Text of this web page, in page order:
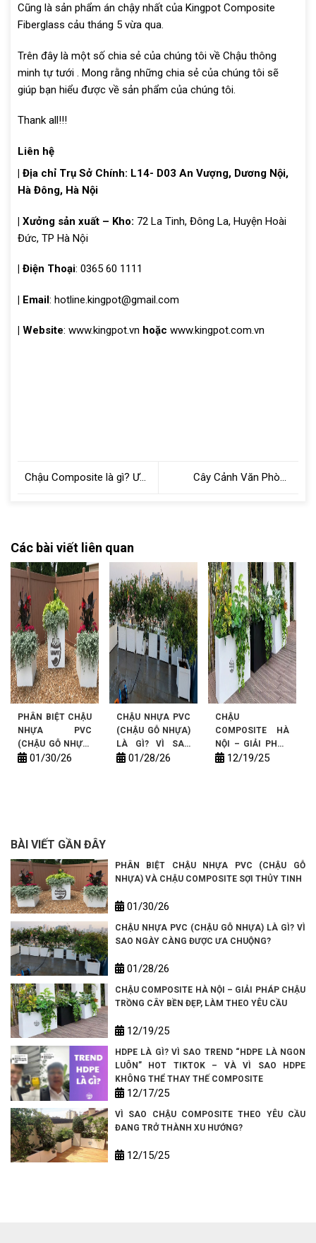
Cũng là sản phẩm án chậy nhất của Kingpot Composite
Fiberglass cảu tháng 5 vừa qua.
Trên đây là một số chia sẻ của chúng tôi về Chậu thông
minh tự tưới . Mong rằng những chia sẻ của chúng tôi sẽ
giúp bạn hiểu được về sản phẩm của chúng tôi.
Thank all!!!
Liên hệ
| Địa chỉ Trụ Sở Chính: L14- D03 An Vượng, Dương Nội,
Hà Đông, Hà Nội
| Xưởng sản xuất – Kho: 72 La Tinh, Đông La, Huyện Hoài
Đức, TP Hà Nội
| Điện Thoại: 0365 60 1111
| Email: hotline.kingpot@gmail.com
Website: www.kingpot.vn hoặc www.kingpot.com.vn
Chậu Composite là gì? Ưu
Cây Cảnh Văn Phòng
Các bài viết liên quan
PHÂN BIỆT CHẬU
NHỰA PVC
(CHẬU GỖ NHỰA)
VÀ CHẬU
01/30/26
CHẬU NHỰA PVC
(CHẬU GỖ NHỰA)
LÀ GÌ? VÌ SAO
NGÀY CÀNG
01/28/26
CHẬU
COMPOSITE HÀ
NỘI – GIẢI PHÁP
CHẬU TRỒNG
12/19/25
BÀI VIẾT GẦN ĐÂY
PHÂN BIỆT CHẬU NHỰA PVC (CHẬU GỖ
NHỰA) VÀ CHẬU COMPOSITE SỢI THỦY TINH
01/30/26
CHẬU NHỰA PVC (CHẬU GỖ NHỰA) LÀ GÌ? VÌ
SAO NGÀY CÀNG ĐƯỢC ƯA CHUỘNG?
01/28/26
CHẬU COMPOSITE HÀ NỘI – GIẢI PHÁP CHẬU
TRỒNG CÂY BỀN ĐẸP, LÀM THEO YÊU CẦU
12/19/25
HDPE LÀ GÌ? VÌ SAO TREND “HDPE LÀ NGON
LUÔN” HOT TIKTOK – VÀ VÌ SAO HDPE
KHÔNG THỂ THAY THẾ COMPOSITE
12/17/25
VÌ SAO CHẬU COMPOSITE THEO YÊU CẦU
ĐANG TRỞ THÀNH XU HƯỚNG?
12/15/25